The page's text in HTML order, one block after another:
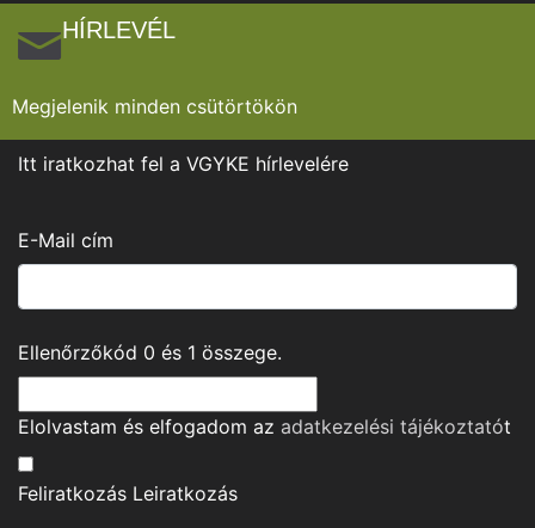
HÍRLEVÉL
Megjelenik minden csütörtökön
Itt iratkozhat fel a VGYKE hírlevelére
E-Mail cím
Ellenőrzőkód 0 és 1 összege.
Elolvastam és elfogadom az adatkezelési tájékoztatót
Feliratkozás Leiratkozás